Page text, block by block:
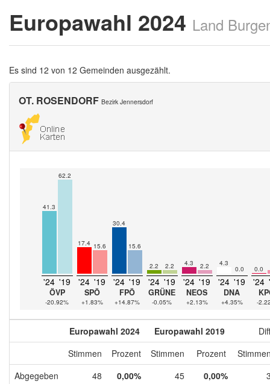
Europawahl 2024 Land
Es sind 12 von 12 Gemeinden ausgezählt.
OT. ROSENDORF Bezirk Jennersdorf
41.3
62.2
'24 '19
ÖVP
-20.92%
17.4 15.6
'24 '19
SPÖ
+1.83%
30.4
15.6
'24 '19
FPÖ
+14.87%
2.2 2.2
'24 '19
GRÜNE
-0.05%
4.3 2.2
'24 '19
NEOS
+2.13%
4.3
0.0
'24 '19
DNA
+4.35%
0.0
'24
-
Europawahl 2024 Europawahl 2019
Stimmen
Prozent Stimmen Prozent
Abgegeben
48 0,00% 45 0,00%